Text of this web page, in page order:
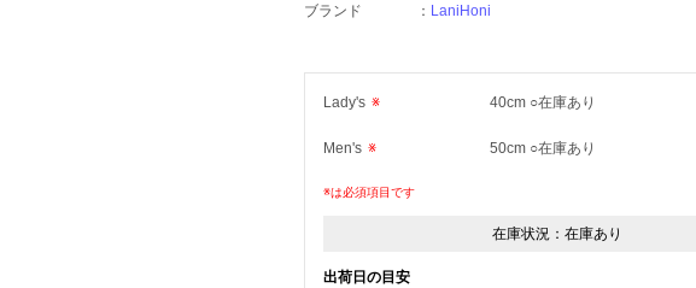
ブランド
： LaniHoni
Lady's ※ 40cm ○在庫あり
Men's ※ 50cm ○在庫あり
※は必須項目です
在庫状況： 在庫あり
出荷日の目安